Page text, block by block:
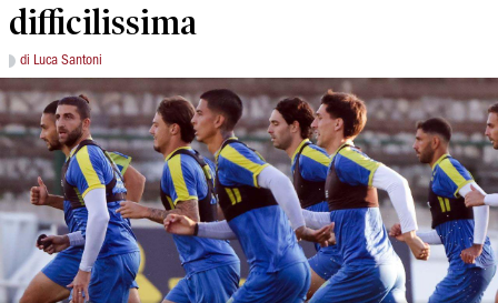
difficilissima
di Luca Santoni